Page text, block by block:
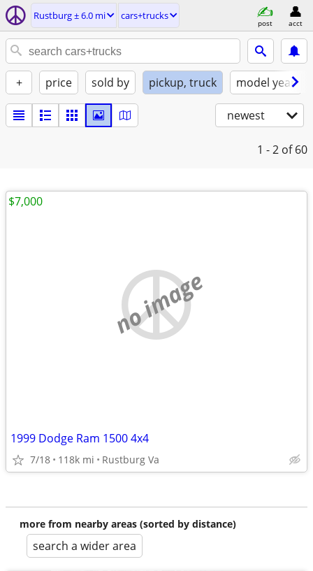
Rustburg ± 6.0 mi cars+trucks
post acct
+ price sold by pickup, truck model year
newest
1 - 2 of 60
no image
1999 Dodge Ram 1500 4x4
7/18 118k mi Rustburg Va
$7,000
more from nearby areas (sorted by distance)
search a wider area